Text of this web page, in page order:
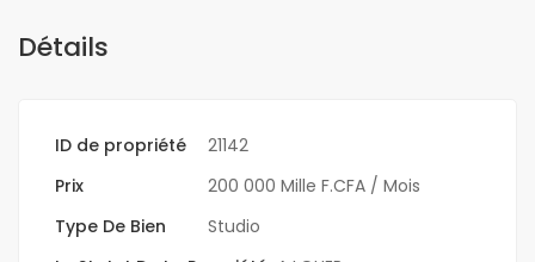
Détails
ID de propriété
21142
Prix
200 000 Mille F.CFA / Mois
Type De Bien
Studio